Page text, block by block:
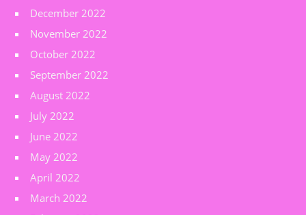
December 2022
November 2022
October 2022
September 2022
August 2022
July 2022
June 2022
May 2022
April 2022
March 2022